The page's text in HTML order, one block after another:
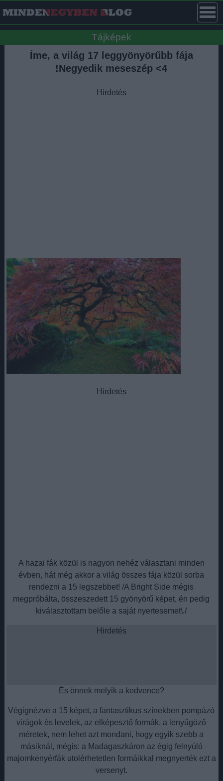
Tájképek
Íme, a világ 17 leggyönyörűbb fája
!Negyedik meseszép <4
Hirdetés
Hirdetés
A hazai fák közül is nagyon nehéz választani minden
évben, hát még akkor a világ összes fája közül sorba
rendezni a 15 legszebbet! /A Bright Side mégis
megpróbálta, összeszedett 15 gyönyörű képet, én pedig
kiválasztottam belőle a saját nyertesemet\./
Hirdetés
És önnek melyik a kedvence?
Végignézve a 15 képet, a fantasztikus színekben pompázó
virágok és levelek, az elképesztő formák, a lenyűgöző
méretek, nem lehet azt mondani, hogy egyik szebb a
másiknál, mégis: a Madagaszkáron az égig felnyúló
majomkenyérfák utolérhetetlen formáikkal megnyerték ezt a
versenyt.